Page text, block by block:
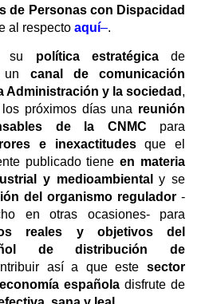
de Personas con Dispacidad
al respecto aquí–.
su política estratégicade
un canal de comunicación
Administración y la sociedad ,
próximos días una reunión
de la CNMC para
e inexactitudesque el
publicado tieneen materia
y medioambiental
y se
del organismo regulador -
en otras ocasiones- para
reales y objetivos del
de distribución de
así a que este sector
española disfrute de